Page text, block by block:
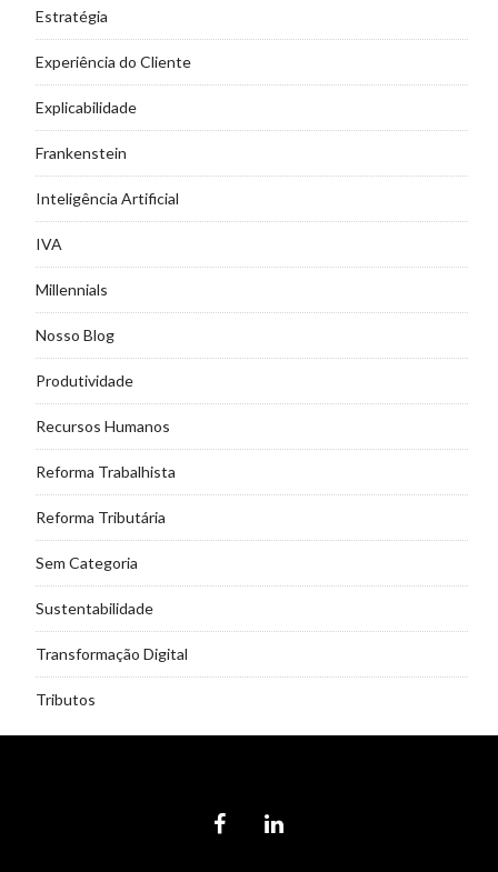
Estratégia
Experiência do Cliente
Explicabilidade
Frankenstein
Inteligência Artificial
IVA
Millennials
Nosso Blog
Produtividade
Recursos Humanos
Reforma Trabalhista
Reforma Tributária
Sem Categoria
Sustentabilidade
Transformação Digital
Tributos